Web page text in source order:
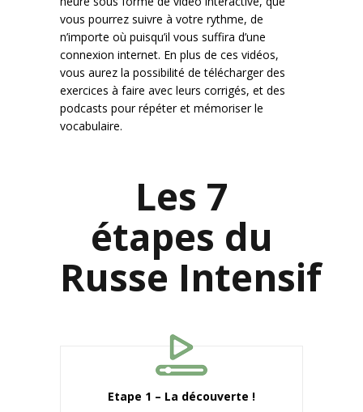
vous pourrez suivre à votre rythme, de
n’importe où puisqu’il vous suffira d’une
connexion internet. En plus de ces vidéos,
vous aurez la possibilité de télécharger des
exercices à faire avec leurs corrigés, et des
podcasts pour répéter et mémoriser le
vocabulaire.
Les 7
étapes du
Russe Intensif
Etape 1 – La découverte !